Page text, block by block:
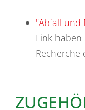
"Abfall und
Link
Recherche